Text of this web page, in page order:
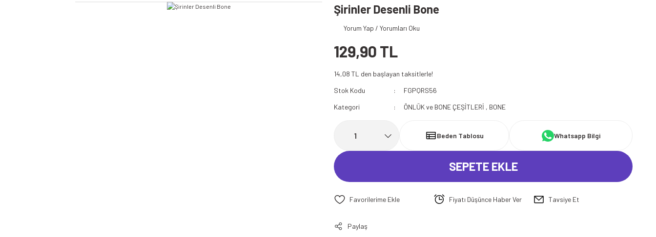
Paramedik T-shirt
112 Paramedik Yelek
112 Acil Sağlık Polar
Paramedik Swit
Şirinler Desenli Bone
Yorum Yap / Yorumları Oku
129,90 TL
14,08 TL den başlayan taksitlerle!
Stok Kodu
FGPQRS56
Kategori
ÖNLÜK ve BONE ÇEŞİTLERİ , BONE
Beden Tablosu Whatsapp Bilgi
SEPETE EKLE
Fiyatı Düşünce Haber Ver Tavsiye Et
Paylaş